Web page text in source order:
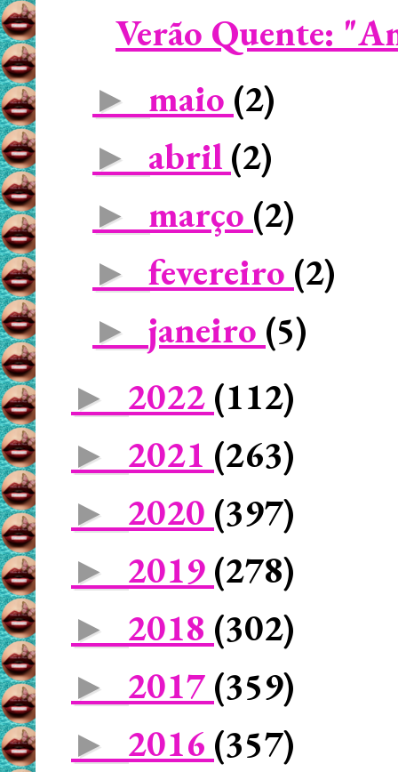
Verão Quente:
► maio (2)
► abril (2)
► março (2)
► fevereiro (2)
► janeiro (5)
► 2022 (112)
► 2021 (263)
► 2020 (397)
► 2019 (278)
► 2018 (302)
► 2017 (359)
► 2016 (357)